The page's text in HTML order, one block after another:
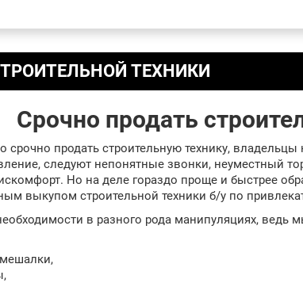
ТЕХНИКИ
Срочно продать
срочно продать строительную технику,
следуют непонятные звонки, неуместный
Но на деле гораздо проще и быстрее
выкупом строительной техники б/у по
в разного рода манипуляциях, ведь